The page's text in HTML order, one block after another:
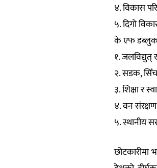
४. विकास
५. दिगो
के एफ
१. जलविद्युत्
२. सडक,
३. शिक्षा र
४. वन
५. स्थानीय
छोटकारीमा